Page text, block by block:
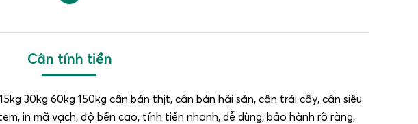
Cân tính tiền
30kg 60kg 150kg cân bán thịt, cân bán hải sản, cân trái cây, cân siêu
in mã vạch, độ bền cao, tính tiền nhanh, dễ dùng, bảo hành rõ ràng,